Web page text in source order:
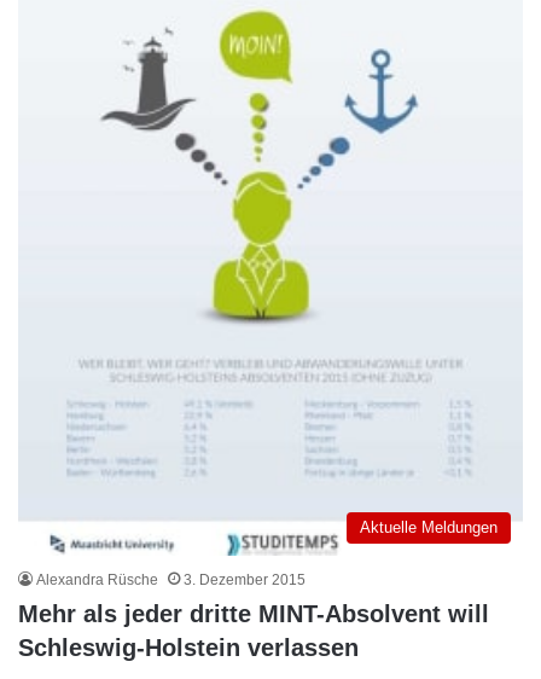
Aktuelle Meldungen
Alexandra Rüsche 3. Dezember 2015
Mehr als jeder dritte MINT-Absolvent will
Schleswig-Holstein verlassen